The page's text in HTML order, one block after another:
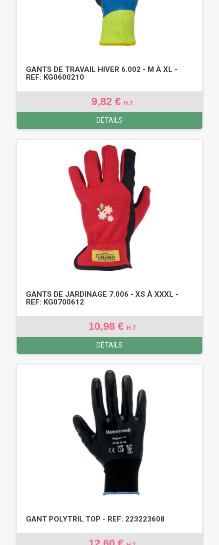
GANTS DE TRAVAIL HIVER 6.002 - M À XL -
REF: KG0600210
9,82 € H.T
DÉTAILS
GANTS DE JARDINAGE 7.006 - XS À XXXL -
REF: KG0700612
10,98 € H.T
DÉTAILS
GANT POLYTRIL TOP - REF: 223223608